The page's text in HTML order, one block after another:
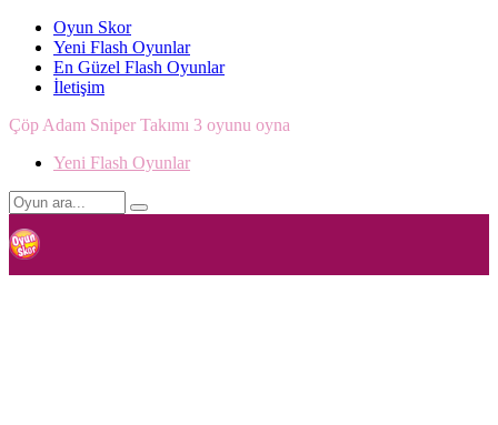
Oyun Skor
Yeni Flash Oyunlar
En Güzel Flash Oyunlar
İletişim
Çöp Adam Sniper Takımı 3 oyunu oyna
Yeni Flash Oyunlar